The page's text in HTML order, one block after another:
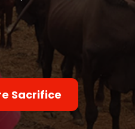
Sacrifice